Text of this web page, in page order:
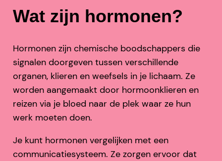
Wat zijn hormonen?
Hormonen zijn chemische boodschappers die
signalen doorgeven tussen verschillende
organen, klieren en weefsels in je lichaam. Ze
worden aangemaakt door hormoonklieren en
reizen via je bloed naar de plek waar ze hun
werk moeten doen.
Je kunt hormonen vergelijken met een
communicatiesysteem. Ze zorgen ervoor dat